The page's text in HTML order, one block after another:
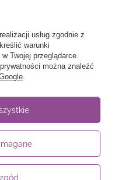
- 15:30
z kraju:
usług zgodnie z
warunki
Twojej przeglądarce.
można znaleźć
.